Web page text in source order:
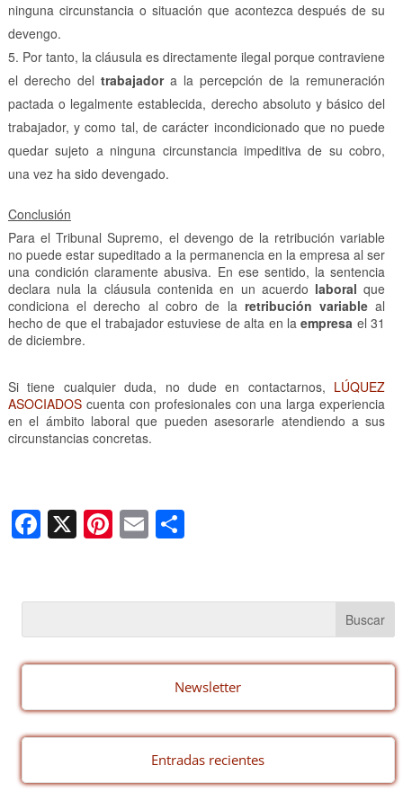
ninguna circunstancia o situación que acontezca después de su
devengo.
Por tanto, la cláusula es directamente ilegal porque contraviene
el derecho del trabajadora la percepción de la remuneración
pactada o legalmente establecida, derecho absoluto y básico del
trabajador, y como tal, de carácter incondicionado que no puede
quedar sujeto a ninguna circunstancia impeditiva de su cobro,
una vez ha sido devengado.
Conclusión
Para el Tribunal Supremo, el devengo de la retribución variable
no puede estar supeditado a la permanencia en la empresa al ser
una condición claramente abusiva. En ese sentido, la sentencia
declara nula la cláusula contenida en un acuerdo laboral que
condiciona el derecho al cobro de la retribución variable al
hecho de que el trabajador estuviese de alta en laempresa el 31
de diciembre.
Si tiene cualquier duda, no dude en contactarnos, LÚQUEZ
ASOCIADOScuenta con profesionales con una larga experiencia
en el ámbito laboral que pueden asesorarle atendiendo a sus
circunstancias concretas.
F
a
e
b
o
k
X Pi
nt
e
st
E
m
C
p
ar
tir
Newsletter
Entradas recientes